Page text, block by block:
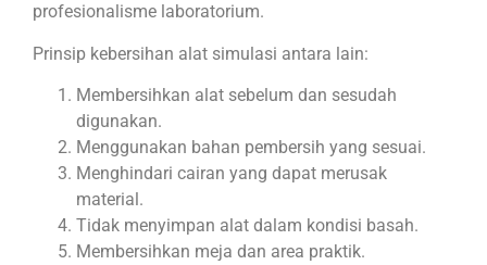
profesionalisme laboratorium.
Prinsip kebersihan alat simulasi antara lain:
Membersihkan alat sebelum dan sesudah
digunakan.
Menggunakan bahan pembersih yang sesuai.
Menghindari cairan yang dapat merusak
material.
Tidak menyimpan alat dalam kondisi basah.
Membersihkan meja dan area praktik.